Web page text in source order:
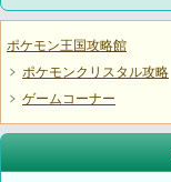
ポケモン王国攻略館
ポケモンクリスタル攻略
ゲームコーナー